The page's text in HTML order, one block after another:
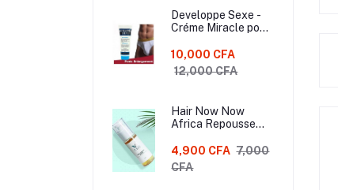
Developpe Sexe -
Créme Miracle pour
du sexe masculin
10,000 CFA
12,000 CFA
Hair Now Now
Africa Repousse
4,900 CFA 7,000
CFA